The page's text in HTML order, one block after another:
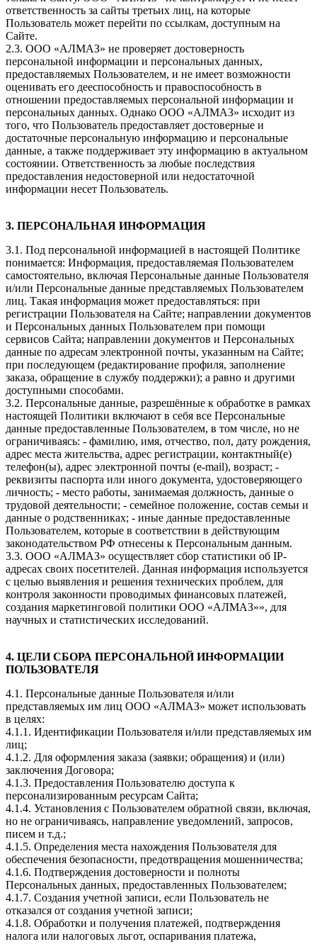
ответственность за сайты третьих лиц, на которые
Пользователь может перейти по ссылкам, доступным на
Сайте.
2.3. ООО «АЛМАЗ» не проверяет достоверность
персональной информации и персональных данных,
предоставляемых Пользователем, и не имеет возможности
оценивать его дееспособность и правоспособность в
отношении предоставляемых персональной информации и
персональных данных. Однако ООО «АЛМАЗ» исходит из
того, что Пользователь предоставляет достоверные и
достаточные персональную информацию и персональные
данные, а также поддерживает эту информацию в актуальном
состоянии. Ответственность за любые последствия
предоставления недостоверной или недостаточной
информации несет Пользователь.
3. ПЕРСОНАЛЬНАЯ ИНФОРМАЦИЯ
3.1. Под персональной информацией в настоящей Политике
понимается: Информация, предоставляемая Пользователем
самостоятельно, включая Персональные данные Пользователя
и/или Персональные данные представляемых Пользователем
лиц. Такая информация может предоставляться: при
регистрации Пользователя на Сайте; направлении документов
и Персональных данных Пользователем при помощи
сервисов Сайта; направлении документов и Персональных
данные по адресам электронной почты, указанным на Сайте;
при последующем (редактирование профиля, заполнение
заказа, обращение в службу поддержки); а равно и другими
доступными способами.
3.2. Персональные данные, разрешённые к обработке в рамках
настоящей Политики включают в себя все Персональные
данные предоставленные Пользователем, в том числе, но не
ограничиваясь: - фамилию, имя, отчество, пол, дату рождения,
адрес места жительства, адрес регистрации, контактный(е)
телефон(ы), адрес электронной почты (e-mail), возраст; -
реквизиты паспорта или иного документа, удостоверяющего
личность; - место работы, занимаемая должность, данные о
трудовой деятельности; - семейное положение, состав семьи и
данные о родственниках; - иные данные предоставленные
Пользователем, которые в соответствии в действующим
законодательством РФ отнесены к Персональным данным.
3.3. ООО «АЛМАЗ» осуществляет сбор статистики об IP-
адресах своих посетителей. Данная информация используется
с целью выявления и решения технических проблем, для
контроля законности проводимых финансовых платежей,
создания маркетинговой политики ООО «АЛМАЗ»», для
научных и статистических исследований.
4. ЦЕЛИ СБОРА ПЕРСОНАЛЬНОЙ ИНФОРМАЦИИ
ПОЛЬЗОВАТЕЛЯ
4.1. Персональные данные Пользователя и/или
представляемых им лиц ООО «АЛМАЗ» может использовать
в целях:
4.1.1. Идентификации Пользователя и/или представляемых им
лиц;
4.1.2. Для оформления заказа (заявки; обращения) и (или)
заключения Договора;
4.1.3. Предоставления Пользователю доступа к
персонализированным ресурсам Сайта;
4.1.4. Установления с Пользователем обратной связи, включая,
но не ограничиваясь, направление уведомлений, запросов,
писем и т.д.;
4.1.5. Определения места нахождения Пользователя для
обеспечения безопасности, предотвращения мошенничества;
4.1.6. Подтверждения достоверности и полноты
Персональных данных, предоставленных Пользователем;
4.1.7. Создания учетной записи, если Пользователь не
отказался от создания учетной записи;
4.1.8. Обработки и получения платежей, подтверждения
налога или налоговых льгот, оспаривания платежа,